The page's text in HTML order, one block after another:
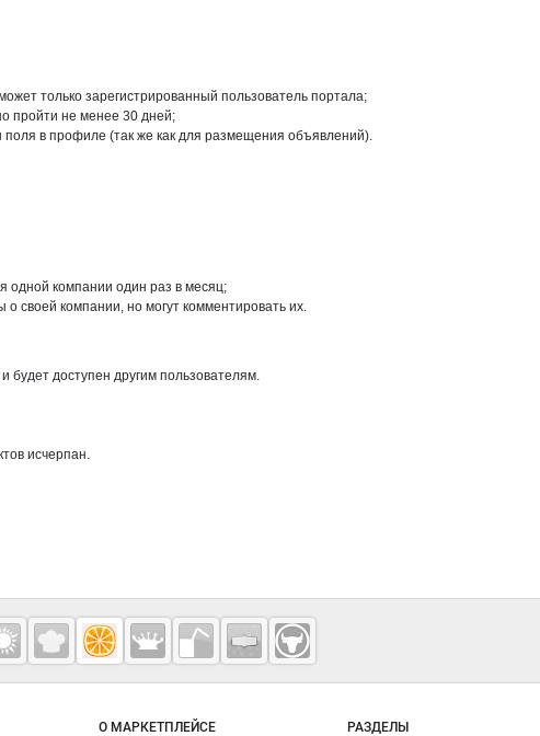
только зарегистрированный пользователь портала;
пройти не менее 30 дней;
в профиле (так же как для размещения объявлений).
одной компании один раз в месяц;
о своей компании, но могут комментировать их.
будет доступен другим пользователям.
исчерпан.
Fruitinfo.ru
— рынок
фруктов
Навигация по сайту
О МАРКЕТПЛЕЙСЕ РАЗДЕЛЫ